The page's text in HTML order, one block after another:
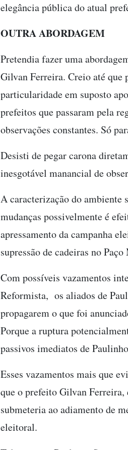
elegância pública do atual
OUTRA ABORDAGEM
Pretendia fazer uma
Gilvan Ferreira. Creio até que
particularidade em suposto
prefeitos que passaram pela
observações constantes. Só
Desisti de pegar carona
inesgotável manancial de
A caracterização do
mudanças possivelmente é
apressamento da campanha
supressão de cadeiras no
Com possíveis vazamentos
Reformista, os aliados de
propagarem o que foi
Porque a ruptura
passivos imediatos de
Esses vazamentos mais que
que o prefeito Gilvan
submeteria ao adiamento de
eleitoral.